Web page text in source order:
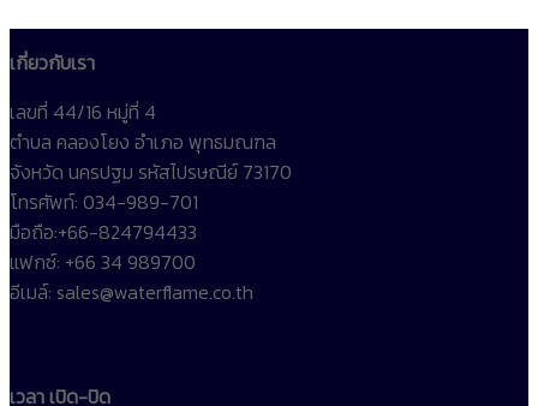
เกี่ยวกับเรา
เลขที่ 44/16 หมู่ที่ 4
ตำบล คลองโยง อำเภอ พุทธมณฑล
จังหวัด นครปฐม รหัสไปรษณีย์ 73170
โทรศัพท์: 034-989-701
มือถือ:+66-824794433
แฟกซ์: +66 34 989700
อีเมล์: sales@waterflame.co.th
เวลา เปิด-ปิด